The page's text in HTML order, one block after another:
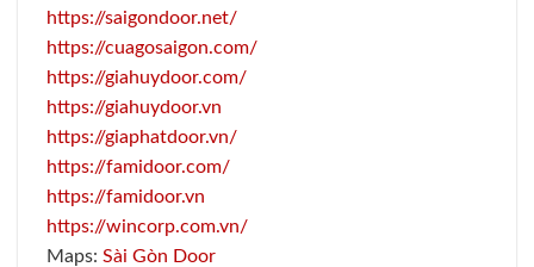
https://saigondoor.net/
https://cuagosaigon.com/
https://giahuydoor.com/
https://giahuydoor.vn
https://giaphatdoor.vn/
https://famidoor.com/
https://famidoor.vn
https://wincorp.com.vn/
Maps: Sài Gòn Door